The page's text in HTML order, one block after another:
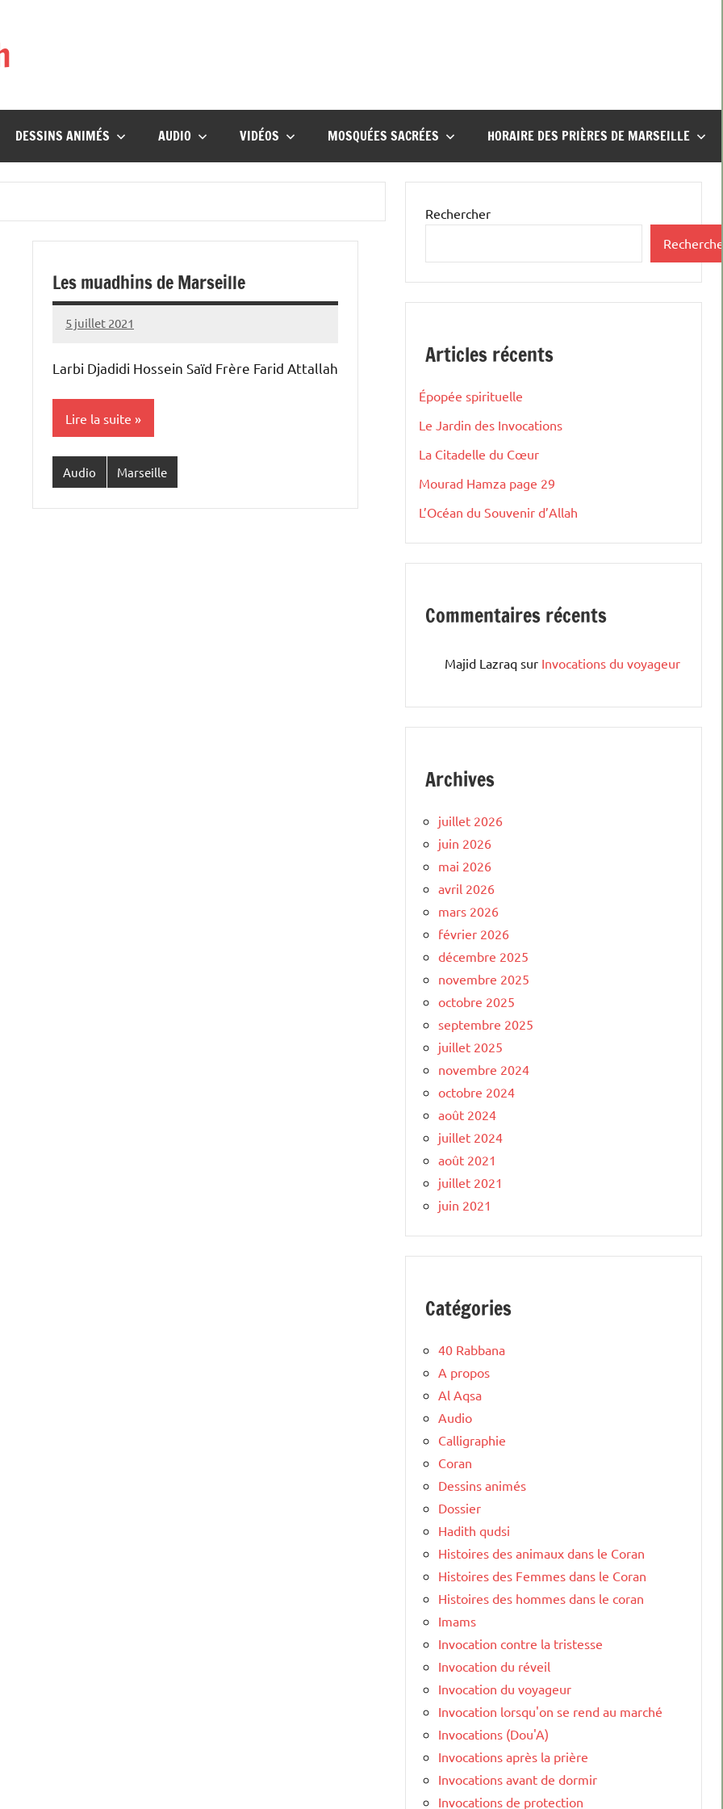
DESSINS ANIMÉS AUDIO VIDÉOS MOSQUÉES SACRÉES HORAIRE DES PRIÈRES DE MARSEILLE
Les muadhins de Marseille
5 juillet 2021
prieres
Larbi Djadidi Hossein Saïd Frère Farid Attallah
Lire la suite
Audio Marseille
Rechercher
Articles récents
Épopée spirituelle
Le Jardin des Invocations
La Citadelle du Cœur
Mourad Hamza page 29
L’Océan du Souvenir d’Allah
Commentaires récents
Majid Lazraq sur Invocations du voyageur
Archives
juillet 2026
juin 2026
mai 2026
avril 2026
mars 2026
février 2026
décembre 2025
novembre 2025
octobre 2025
septembre 2025
juillet 2025
novembre 2024
octobre 2024
août 2024
juillet 2024
août 2021
juillet 2021
juin 2021
Catégories
40 Rabbana
A propos
Al Aqsa
Audio
Calligraphie
Coran
Dessins animés
Dossier
Hadith qudsi
Histoires des animaux dans le Coran
Histoires des Femmes dans le Coran
Histoires des hommes dans le coran
Imams
Invocation contre la tristesse
Invocation du réveil
Invocation du voyageur
Invocation lorsqu'on se rend au marché
Invocations (Dou'A)
Invocations après la prière
Invocations avant de dormir
Invocations de protection